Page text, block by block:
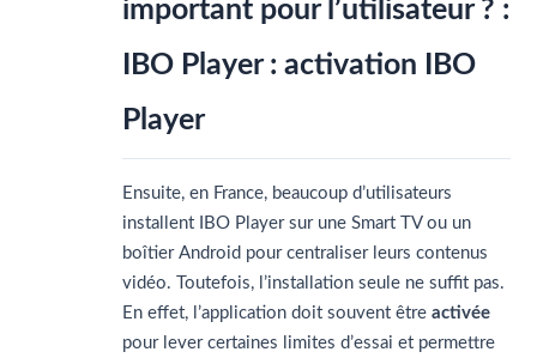
important pour l’utilisateur ? :
IBO Player : activation IBO
Player
Ensuite, en France, beaucoup d’utilisateurs
installent IBO Player sur une Smart TV ou un
boîtier Android pour centraliser leurs contenus
vidéo. Toutefois, l’installation seule ne suffit pas.
En effet, l’application doit souvent êtreactivée
pour lever certaines limites d’essai et permettre